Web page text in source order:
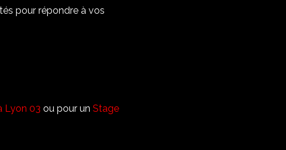
pour répondre à vos
Lyon 03 ou pour un Stage